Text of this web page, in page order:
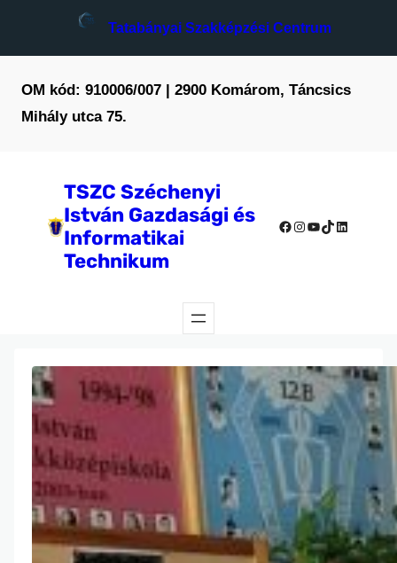
Tatabányai Szakképzési Centrum
OM kód: 910006/007 | 2900 Komárom, Táncsics
Mihály utca 75.
TSZC Széchenyi
István Gazdasági és
Informatikai
Technikum
Facebook
Instagram
YouTube
TikTok
LinkedIn